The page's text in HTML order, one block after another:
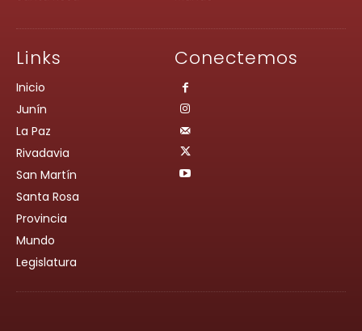
Links
Inicio
Junín
La Paz
Rivadavia
San Martín
Santa Rosa
Provincia
Mundo
Legislatura
Conectemos